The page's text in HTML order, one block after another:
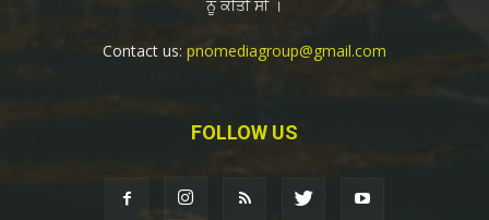
ਨੂੰ ਕੀਤੀ ਸੀ ।
Contact us: pnomediagroup@gmail.com
FOLLOW US